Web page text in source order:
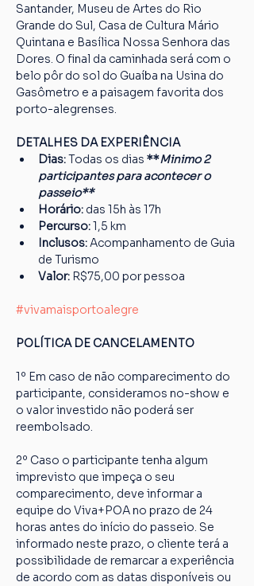
Santander, Museu de Artes do Rio
Grande do Sul, Casa de Cultura Mário
Quintana e Basílica Nossa Senhora das
Dores. O final da caminhada será com o
belo pôr do sol do Guaíba na Usina do
Gasômetro e a paisagem favorita dos
porto-alegrenses.
DETALHES DA EXPERIÊNCIA
Dias: Todas os dias **Minimo 2
participantes para acontecer o
passeio**
Horário: das 15h às 17h
Percurso: 1,5 km
Inclusos: Acompanhamento de Guia
de Turismo
Valor: R$75,00 por pessoa
#vivamaisportoalegre
POLÍTICA DE CANCELAMENTO
1º Em caso de não comparecimento do
participante, consideramos no-show e
o valor investido não poderá ser
reembolsado.
2º Caso o participante tenha algum
imprevisto que impeça o seu
comparecimento, deve informar a
equipe do Viva+POA no prazo de 24
horas antes do início do passeio. Se
informado neste prazo, o cliente terá a
possibilidade de remarcar a experiência
de acordo com as datas disponíveis ou